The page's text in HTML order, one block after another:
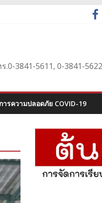
3841-5611, 0-3841-5622
ารความปลอดภัย COVID-19